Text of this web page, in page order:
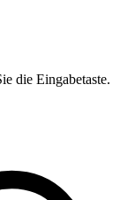
die Eingabetaste.